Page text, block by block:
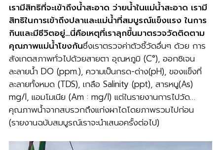
เรามีสิทธิที่จะเข้าถึงน้ำสะอาด ว่ายน้ำในแม่น้ำสะอาด เรามี
สิทธิในการเข้าถึงปลาและแม่น้ำที่สมบูรณ์แข็งแรง ในการ
กินและมีชีวิตอยู่…นี่คือเหตุที่เราลุกขึ้นมาตรวจวัดติดตาม
คุณภาพแม่น้ำโขงกันซึ่งเราตรวจค่าตัวชี้วัดอื่นๆ ด้วย การ
สังเกตสภาพทั่วไปด้วยสายตา อุณหภูมิ (C°), ออกซิเจน
ละลายน้ำ DO (ppm.), ความเป็นกรด-ด่าง(pH), ของแข็งที่
ละลายทั้งหมด (TDS), เกลือ Salinity (ppt), สารหนู(As)
mg/l, แอมโมเนีย (Am : mg/l) แต่ในรายงานการไปวัด…
คุณภาพน้ำจากสบรวกถึงแก่งผาไดโดยภาพรวมไปก่อน
(รายงานฉบับสมบูรณ์เราจะนำเสนอครั้งต่อไป)